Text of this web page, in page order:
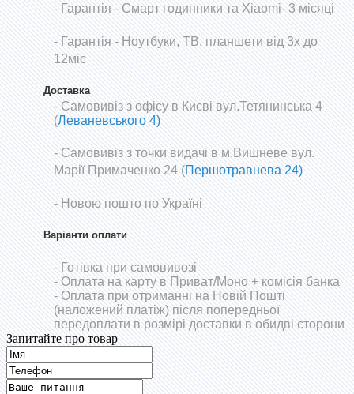
-Гарантія - Смарт годинники та Xiaomi- 3 місяці
- Гарантія - Ноутбуки, ТВ, планшети від 3х до
12міс
Доставка
- Самовивіз з офісу в Києві вул.Тетянинська 4
(Леваневського 4)
- Самовивіз з точки видачі в м.Вишневе вул.
Марії Примаченко 24 (Першотравнева 24)
- Новою пошто по Україні
Варіанти оплати
- Готівка при самовивозі
- Оплата на карту в Приват/Моно+ комісія банка
- Оплата при отриманні на Новій Пошті
(наложений платіж) після попередньої
передоплати в розмірі доставки в обидві сторони
Запитайте про товар